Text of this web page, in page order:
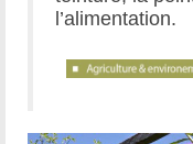
l’alimentation.